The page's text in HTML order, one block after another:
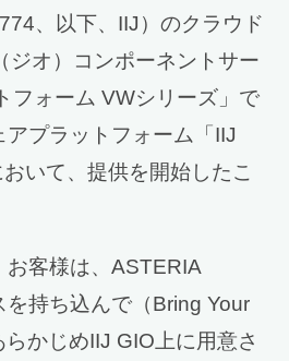
、以下、IIJ）のクラウド
ジオ）コンポーネントサー
フォーム VWシリーズ」で
プラットフォーム「IIJ
いて、提供を開始したこ
客様は、ASTERIA
持ち込んで（Bring Your
かじめIIJ GIO上に用意さ